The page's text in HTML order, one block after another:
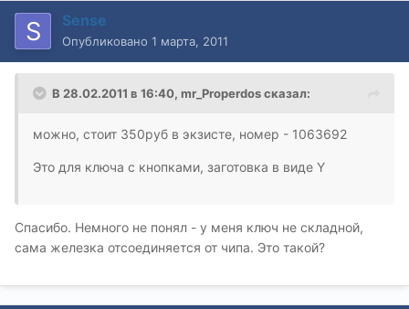
Sense
Опубликовано 1 марта, 2011
В 28.02.2011 в 16:40, mr_Properdos сказал:
можно, стоит 350руб в экзисте, номер - 1063692
Это для ключа с кнопками, заготовка в виде Y
Спасибо. Немного не понял - у меня ключ не складной,
сама железка отсоединяется от чипа. Это такой?